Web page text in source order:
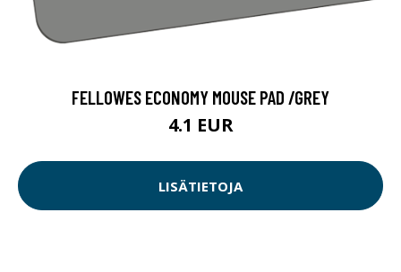
FELLOWES ECONOMY MOUSE PAD /GREY
4.1 EUR
LISÄTIETOJA